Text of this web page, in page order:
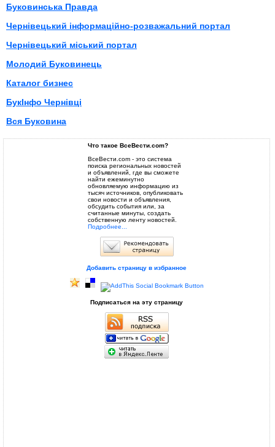
Буковинська Правда
Чернівецький інформаційно-розважальний портал
Чернівецький міський портал
Молодий Буковинець
Каталог бизнес
БукІнфо Чернівці
Вся Буковина
Что такое ВсеВести.com?
ВсеВести.com - это система
поиска региональных новостей
и объявлений, где вы сможете
найти ежеминутно
обновляемую информацию из
тысяч источников, опубликовать
свои новости и объявления,
обсудить события или, за
считанные минуты, создать
собственную ленту новостей.
Подробнее...
Добавить страницу в избранное
Подписаться на эту страницу